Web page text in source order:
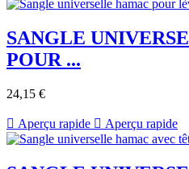
SANGLE
POUR ...
24,15 €
 Aperçu rapide  Aperçu rapide